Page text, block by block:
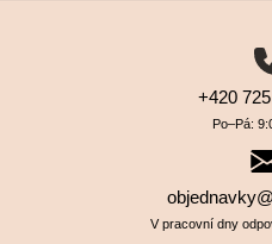
+420
Po–⁠⁠⁠⁠⁠⁠Pá:
V pracovní dny